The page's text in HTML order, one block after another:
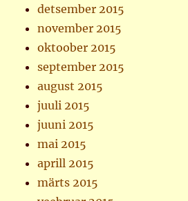
detsember 2015
november 2015
oktoober 2015
september 2015
august 2015
juuli 2015
juuni 2015
mai 2015
aprill 2015
märts 2015